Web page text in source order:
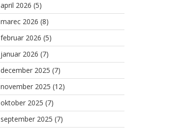
april 2026 (5)
marec 2026 (8)
februar 2026 (5)
januar 2026 (7)
december 2025 (7)
november 2025 (12)
oktober 2025 (7)
september 2025 (7)